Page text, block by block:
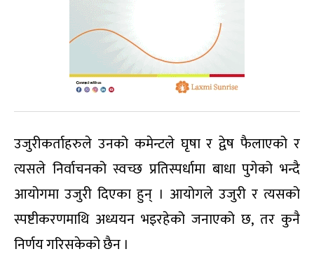
उजुरीकर्ताहरुले उनको कमेन्टले घृषा र द्वेष फैलाएको र
त्यसले निर्वाचनको स्वच्छ प्रतिस्पर्धामा बाधा पुगेको भन्दै
आयोगमा उजुरी दिएका हुन् । आयोगले उजुरी र त्यसको
स्पष्टीकरणमाथि अध्ययन भइरहेको जनाएको छ, तर कुनै
निर्णय गरिसकेको छैन ।